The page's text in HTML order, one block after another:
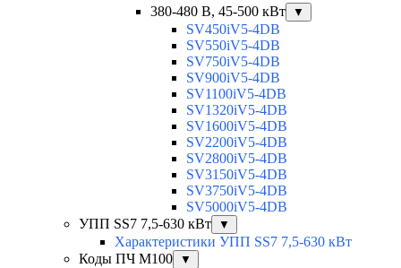
380-480 В, 45-500 кВт
▼
SV450iV5-4DB
SV550iV5-4DB
SV750iV5-4DB
SV900iV5-4DB
SV1100iV5-4DB
SV1320iV5-4DB
SV1600iV5-4DB
SV2200iV5-4DB
SV2800iV5-4DB
SV3150iV5-4DB
SV3750iV5-4DB
SV5000iV5-4DB
УПП SS7 7,5-630 кВт
▼
Характеристики УПП SS7 7,5-630 кВт
Коды ПЧ М100
▼